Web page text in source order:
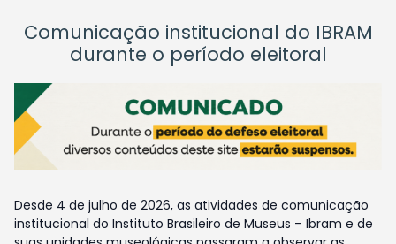
Comunicação institucional do IBRAM
durante o período eleitoral
Desde 4 de julho de 2026, as atividades de comunicação
institucional do Instituto Brasileiro de Museus – Ibram e de